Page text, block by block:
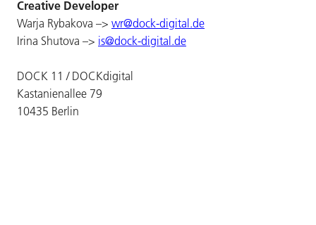
Creative Developer
Warja Rybakova –> wr@dock-digital.de
Irina Shutova –> is@dock-digital.de
DOCK 11 / DOCKdigital
Kastanienallee 79
10435 Berlin